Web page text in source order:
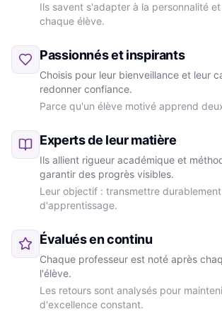
Ils savent s'adapter à la personnalité
chaque élève.
Passionnés et inspirants
Choisis pour leur bienveillance et leur
redonner confiance.
Parce qu'un élève motivé apprend
Experts de leur matière
Ils allient rigueur académique et
garantir des progrès visibles.
Leur objectif : transmettre
d'apprentissage.
Évalués en continu
Chaque professeur est noté après
l'élève.
Les retours sont analysés pour
d'excellence constant.